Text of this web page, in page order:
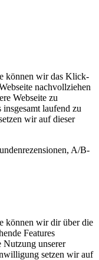
können wir das Klick-
nachvollziehen
Webseite zu
laufend zu
wir auf dieser
A/B-
können wir dir über die
Features
Nutzung unserer
setzen wir auf